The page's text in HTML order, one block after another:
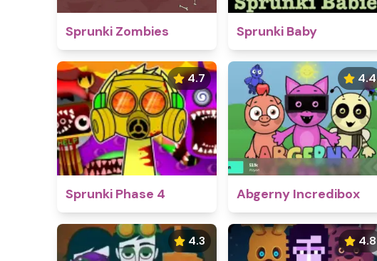
Sprunki Zombies Sprunki Baby
4.7
Sprunki Phase 4
4.4
Abgerny Incredibox
4.3 4.8